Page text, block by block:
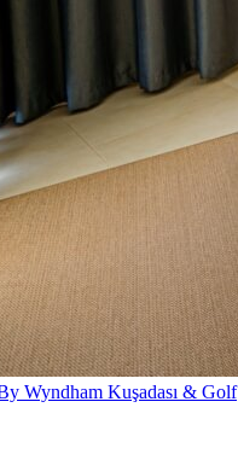
Wyndham Kuşadası & Golf